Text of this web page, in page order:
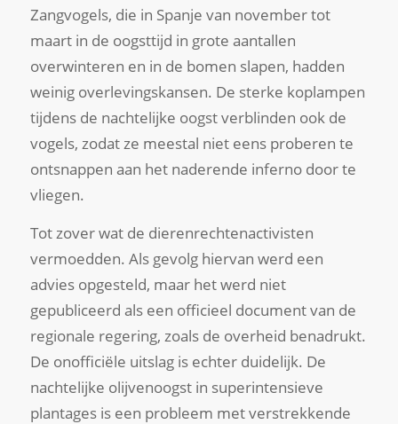
Zangvogels, die in Spanje van november tot
maart in de oogsttijd in grote aantallen
overwinteren en in de bomen slapen, hadden
weinig overlevingskansen. De sterke koplampen
tijdens de nachtelijke oogst verblinden ook de
vogels, zodat ze meestal niet eens proberen te
ontsnappen aan het naderende inferno door te
vliegen.
Tot zover wat de dierenrechtenactivisten
vermoedden. Als gevolg hiervan werd een
advies opgesteld, maar het werd niet
gepubliceerd als een officieel document van de
regionale regering, zoals de overheid benadrukt.
De onofficiële uitslag is echter duidelijk. De
nachtelijke olijvenoogst in superintensieve
plantages is een probleem met verstrekkende